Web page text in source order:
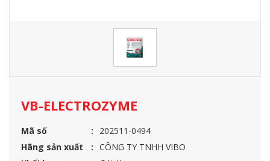
VB-ELECTROZYME
Mã số
202511-0494
Hãng sản xuất
CÔNG TY TNHH VIBO